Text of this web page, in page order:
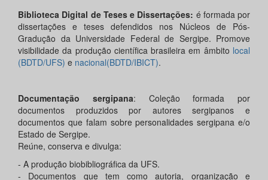
Biblioteca Digital de Teses e Dissertações: é formada por
dissertações e teses defendidos nos Núcleos de Pós-
Gradução da Universidade Federal de Sergipe. Promove
visibilidade da produção científica brasileira em âmbito local
(BDTD/UFS) e nacional(BDTD/IBICT).
Documentação sergipana: Coleção formada por
documentos produzidos por autores sergipanos e
documentos que falam sobre personalidades sergipana e/o
Estado de Sergipe.
Reúne, conserva e divulga:
- A produção biobibliográfica da UFS.
- Documentos que tem como autoria, organização e